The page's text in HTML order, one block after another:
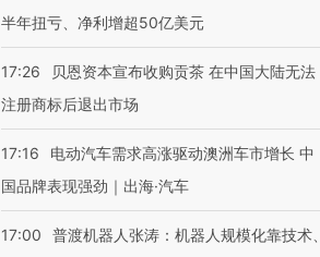
半年扭亏、净利增超50亿美元
17:26
贝恩资本宣布收购贡茶 在中国大陆无法
注册商标后退出市场
17:16
电动汽车需求高涨驱动澳洲车市增长 中
国品牌表现强劲｜出海·汽车
17:00
普渡机器人张涛：机器人规模化靠技术、